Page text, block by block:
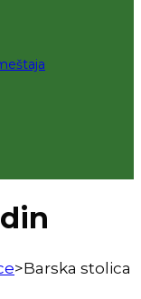
>Barska stolica